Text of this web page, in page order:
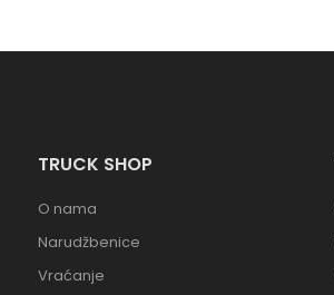
TRUCK SHOP
O nama
Narudžbenice
Vraćanje